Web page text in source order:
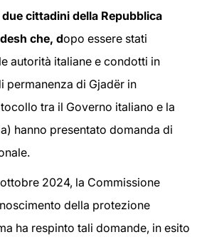
due cittadini della Repubblica
che, dopo essere stati
autorità italiane e condotti in
permanenza di Gjadër in
tra il Governo italiano e la
hanno presentato domanda di
2024, la Commissione
della protezione
ha respinto tali domande, in esito